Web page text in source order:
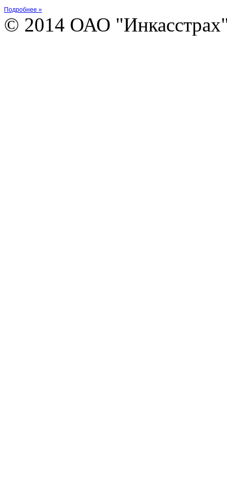
Подробнее »
© 2014 ОАО